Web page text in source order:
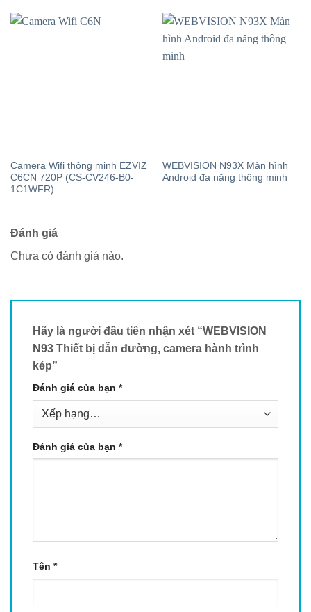
Camera Wifi thông minh EZVIZ
C6CN 720P (CS-CV246-B0-
1C1WFR)
WEBVISION N93X Màn hình
Android đa năng thông minh
Đánh giá
Chưa có đánh giá nào.
Hãy là người đầu tiên nhận xét “WEBVISION
N93 Thiết bị dẫn đường, camera hành trình
kép”
Đánh giá của bạn *
Đánh giá của bạn *
Tên *